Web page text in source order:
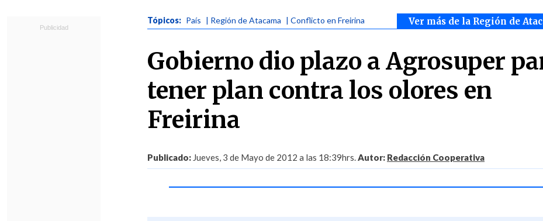
Ver más de la Región de
Tópicos: País | Región de Atacama | Conflicto en Freirina
Gobierno dio plazo a Agrosuper
tener plan contra los olores en
Freirina
Publicado: Jueves, 3 de Mayo de 2012 a las 18:39hrs.Autor: Redacción Cooperativa